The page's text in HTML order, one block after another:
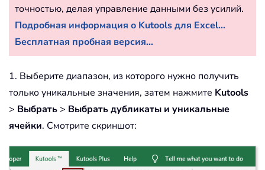
точностью, делая управление данными без усилий.
Подробная информация о Kutools для Excel...
Бесплатная пробная версия...
1. Выберите диапазон, из которого нужно получить
только уникальные значения, затем нажмите Kutools
> Выбрать > Выбрать дубликаты и уникальные
ячейки. Смотрите скриншот: